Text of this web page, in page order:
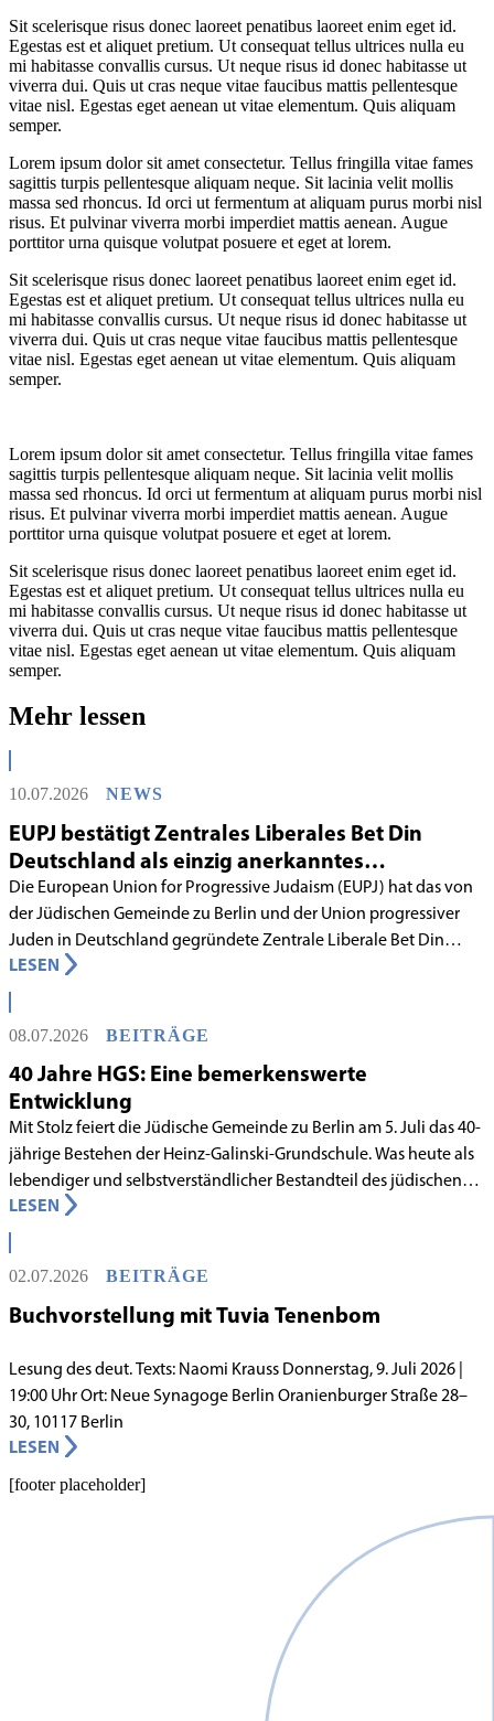
Sit scelerisque risus donec laoreet penatibus laoreet enim eget id.
Egestas est et aliquet pretium. Ut consequat tellus ultrices nulla eu
mi habitasse convallis cursus. Ut neque risus id donec habitasse ut
viverra dui. Quis ut cras neque vitae faucibus mattis pellentesque
vitae nisl. Egestas eget aenean ut vitae elementum. Quis aliquam
semper.
Lorem ipsum dolor sit amet consectetur. Tellus fringilla vitae fames
sagittis turpis pellentesque aliquam neque. Sit lacinia velit mollis
massa sed rhoncus. Id orci ut fermentum at aliquam purus morbi nisl
risus. Et pulvinar viverra morbi imperdiet mattis aenean. Augue
porttitor urna quisque volutpat posuere et eget at lorem.
Sit scelerisque risus donec laoreet penatibus laoreet enim eget id.
Egestas est et aliquet pretium. Ut consequat tellus ultrices nulla eu
mi habitasse convallis cursus. Ut neque risus id donec habitasse ut
viverra dui. Quis ut cras neque vitae faucibus mattis pellentesque
vitae nisl. Egestas eget aenean ut vitae elementum. Quis aliquam
semper.
Lorem ipsum dolor sit amet consectetur. Tellus fringilla vitae fames
sagittis turpis pellentesque aliquam neque. Sit lacinia velit mollis
massa sed rhoncus. Id orci ut fermentum at aliquam purus morbi nisl
risus. Et pulvinar viverra morbi imperdiet mattis aenean. Augue
porttitor urna quisque volutpat posuere et eget at lorem.
Sit scelerisque risus donec laoreet penatibus laoreet enim eget id.
Egestas est et aliquet pretium. Ut consequat tellus ultrices nulla eu
mi habitasse convallis cursus. Ut neque risus id donec habitasse ut
viverra dui. Quis ut cras neque vitae faucibus mattis pellentesque
vitae nisl. Egestas eget aenean ut vitae elementum. Quis aliquam
semper.
Mehr lessen
10.07.2026 NEWS
EUPJ bestätigt Zentrales Liberales Bet Din
Deutschland als einzig anerkanntes
liberales Rabbinatsgericht
Die European Union for Progressive Judaism (EUPJ) hat das von
der Jüdischen Gemeinde zu Berlin und der Union progressiver
Juden in Deutschland gegründete Zentrale Liberale Bet Din
Deutschland mit Wirkung zum 1. Juni 2026 als anerkanntes
Rabbinatsgericht aufgenommen.
LESEN
08.07.2026 BEITRÄGE
40 Jahre HGS: Eine bemerkenswerte
Entwicklung
Mit Stolz feiert die Jüdische Gemeinde zu Berlin am 5. Juli das 40-
jährige Bestehen der Heinz-Galinski-Grundschule. Was heute als
lebendiger und selbstverständlicher Bestandteil des jüdischen
Lebens in Berlin gilt, begann in den 1980er-Jahren unter
schwierigen Voraussetzungen. Vor dem Hintergrund eines
innergemeindlichen Wandels entstand bereits 1983 die Idee, eine
jüdische Grundschule zu gründen.
LESEN
02.07.2026 BEITRÄGE
Buchvorstellung mit Tuvia Tenenbom
Lesung des deut. Texts: Naomi Krauss Donnerstag, 9. Juli 2026 |
19:00 Uhr Ort: Neue Synagoge Berlin Oranienburger Straße 28–
30, 10117 Berlin
LESEN
[footer placeholder]